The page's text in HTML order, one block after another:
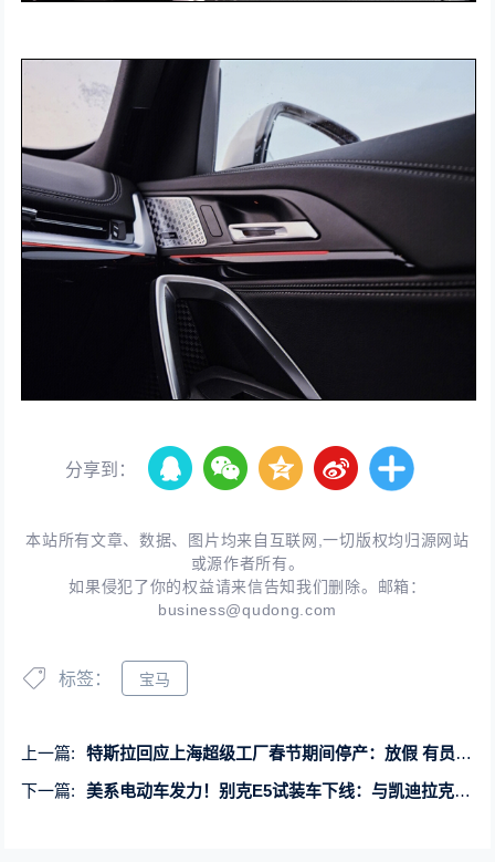
分享到：
本站所有文章、数据、图片均来自互联网,一切版权均归源网站
或源作者所有。
如果侵犯了你的权益请来信告知我们删除。邮箱：
business@qudong.com
标签： 宝马
上一篇:
特斯拉回应上海超级工厂春节期间停产：放假 有员工好几年没回家了
下一篇:
美系电动车发力！别克E5试装车下线：与凯迪拉克锐歌“一母同胞”